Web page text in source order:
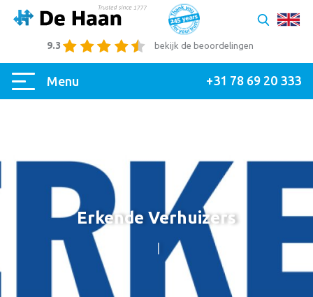
bekijk de beoordelingen
9.3
Menu +31 78 69 20 333
Erkende Verhuizers